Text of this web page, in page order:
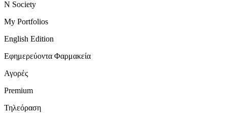
N Society
My Portfolios
English Edition
Εφημερεύοντα Φαρμακεία
Αγορές
Premium
Τηλεόραση